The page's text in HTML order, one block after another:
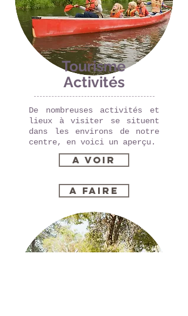
Tourisme
Activités
De nombreuses activités et
lieux à visiter se situent
dans les environs de notre
centre, en voici un aperçu.
A voir
A faire